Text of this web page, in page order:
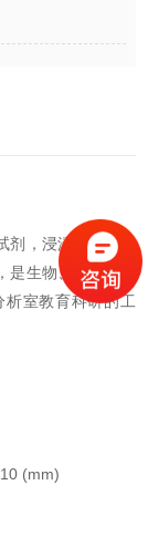
剂，浸渍药品和生
生物、遗传、病
室教育科研的工
(mm)